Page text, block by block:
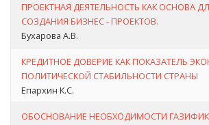
ПРОЕКТНАЯ ДЕЯТЕЛЬНОСТЬ КАК ОСНОВА
СОЗДАНИЯ БИЗНЕС - ПРОЕКТОВ.
Бухарова А.В.
КРЕДИТНОЕ ДОВЕРИЕ КАК ПОКАЗАТЕЛЬ
ПОЛИТИЧЕСКОЙ СТАБИЛЬНОСТИ СТРАНЫ
Епархин К.С.
ОБОСНОВАНИЕ НЕОБХОДИМОСТИ